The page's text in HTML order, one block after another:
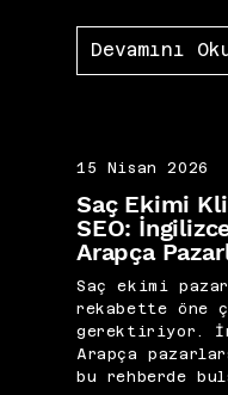
Devamını
15 Nisan 2026
Saç Ekimi
SEO:
Arapça
Saç ekimi
rekabette öne
gerektiriyor.
Arapça
bu rehberde